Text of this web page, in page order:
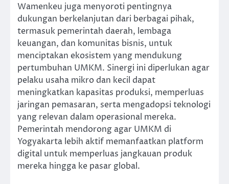
Wamenkeu juga menyoroti pentingnya
dukungan berkelanjutan dari berbagai pihak,
termasuk pemerintah daerah, lembaga
keuangan, dan komunitas bisnis, untuk
menciptakan ekosistem yang mendukung
pertumbuhan UMKM. Sinergi ini diperlukan agar
pelaku usaha mikro dan kecil dapat
meningkatkan kapasitas produksi, memperluas
jaringan pemasaran, serta mengadopsi teknologi
yang relevan dalam operasional mereka.
Pemerintah mendorong agar UMKM di
Yogyakarta lebih aktif memanfaatkan platform
digital untuk memperluas jangkauan produk
mereka hingga ke pasar global.